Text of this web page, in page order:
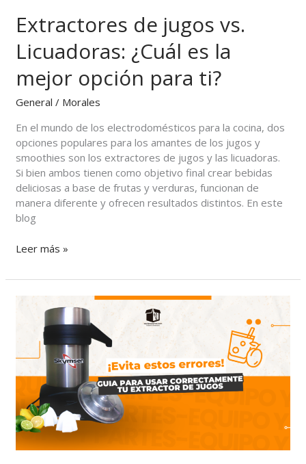
Extractores de jugos vs.
Licuadoras: ¿Cuál es la
mejor opción para ti?
General / Morales
En el mundo de los electrodomésticos para la cocina, dos
opciones populares para los amantes de los jugos y
smoothies son los extractores de jugos y las licuadoras.
Si bien ambos tienen como objetivo final crear bebidas
deliciosas a base de frutas y verduras, funcionan de
manera diferente y ofrecen resultados distintos. En este
blog
Leer más »
Los
errores
más
comunes
al
usar
extractor
de
jugos
y